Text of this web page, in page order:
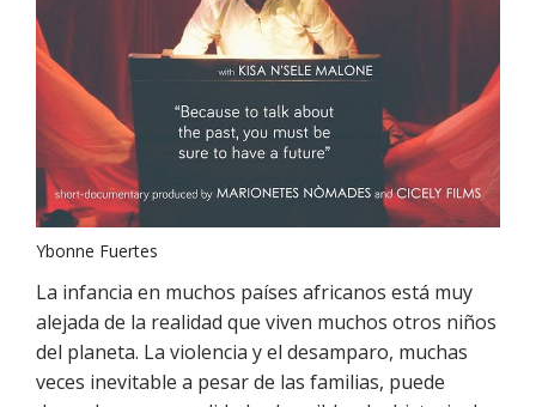
Ybonne Fuertes
La infancia en muchos países africanos está muy
alejada de la realidad que viven muchos otros niños
del planeta. La violencia y el desamparo, muchas
veces inevitable a pesar de las familias, puede